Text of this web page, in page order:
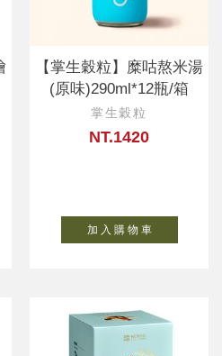
【掌生穀粒】糜咕熬米湯
(原味)290ml*12瓶/箱
掌生穀粒
NT.1420
加 入 購 物 車